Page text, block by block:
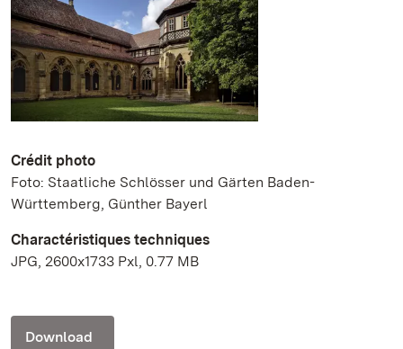
Crédit photo
Foto: Staatliche Schlösser und Gärten Baden-
Württemberg, Günther Bayerl
Charactéristiques techniques
JPG, 2600x1733 Pxl, 0.77 MB
Download